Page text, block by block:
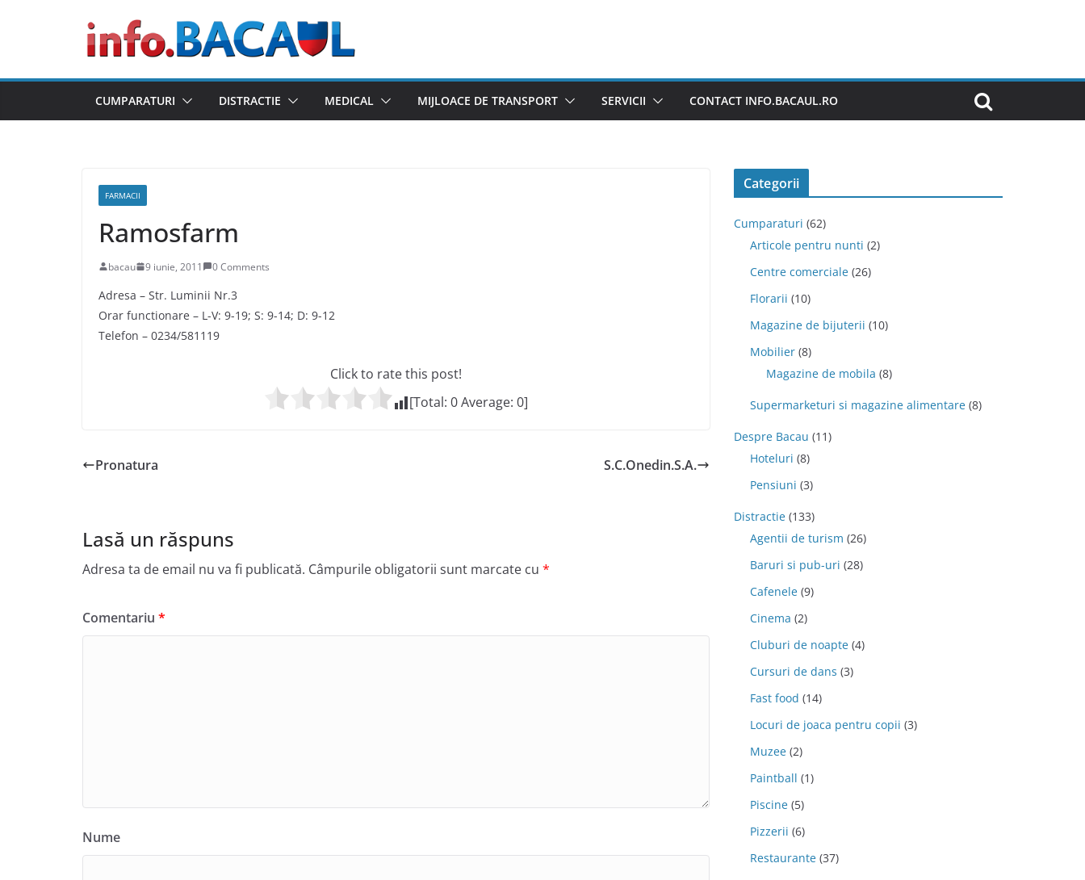
CUMPARATURI DISTRACTIE MEDICAL MIJLOACE DE TRANSPORT SERVICII CONTACT INFO.BACAUL.RO
FARMACII
Ramosfarm
bacau 9 iunie, 2011 0 Comments
Adresa – Str. Luminii Nr.3
Orar functionare – L-V: 9-19; S: 9-14; D: 9-12
Telefon – 0234/581119
Click to rate this post!
[Total: 0Average: 0]
Pronatura S.C.Onedin.S.A.
Lasă un răspuns
Adresa ta de email nu va fi publicată. Câmpurile obligatorii sunt marcate cu *
Comentariu *
Nume
Categorii
Cumparaturi (62)
Articole pentru nunti (2)
Centre comerciale (26)
Florarii (10)
Magazine de bijuterii (10)
Mobilier (8)
Magazine de mobila (8)
Supermarketuri si magazine alimentare (8)
Despre Bacau (11)
Hoteluri (8)
Pensiuni (3)
Distractie (133)
Agentii de turism (26)
Baruri si pub-uri (28)
Cafenele (9)
Cinema (2)
Cluburi de noapte (4)
Cursuri de dans (3)
Fast food (14)
Locuri de joaca pentru copii (3)
Muzee (2)
Paintball (1)
Piscine (5)
Pizzerii (6)
Restaurante (37)